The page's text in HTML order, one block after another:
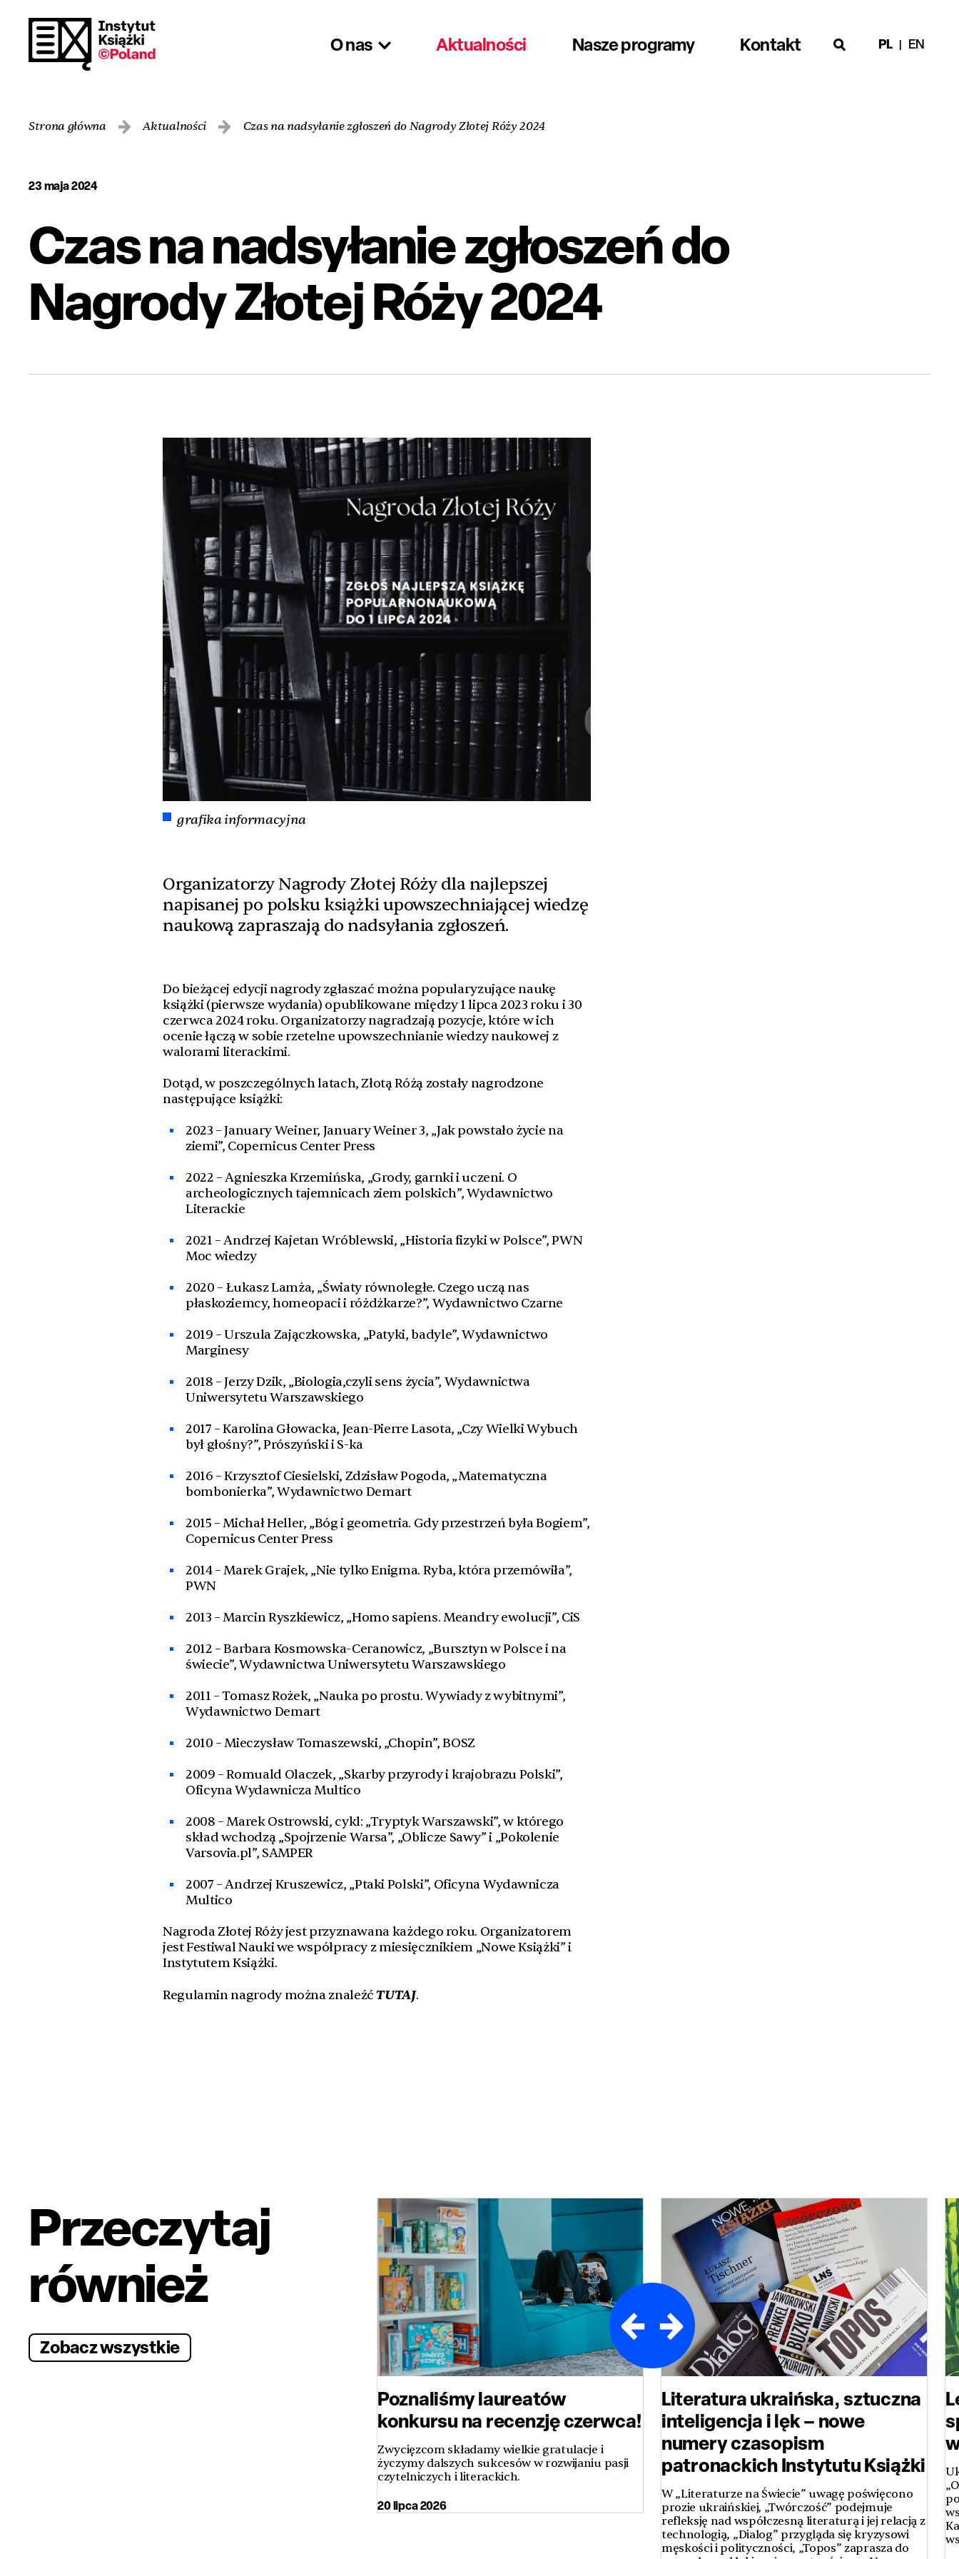
O nas Aktualności Nasze programy Kontakt PL EN
Strona główna Aktualności Czas na nadsyłanie zgłoszeń do Nagrody Złotej Róży 2024
23 maja 2024
Czas na nadsyłanie zgłoszeń do
Nagrody Złotej Róży 2024
grafika informacyjna
Organizatorzy Nagrody Złotej Róży dla najlepszej
napisanej po polsku książki upowszechniającej wiedzę
naukową zapraszają do nadsyłania zgłoszeń.
Do bieżącej edycji nagrody zgłaszać można popularyzujące naukę
książki (pierwsze wydania) opublikowane między 1 lipca 2023 roku i 30
czerwca 2024 roku. Organizatorzy nagradzają pozycje, które w ich
ocenie łączą w sobie rzetelne upowszechnianie wiedzy naukowej z
walorami literackimi.
Dotąd, w poszczególnych latach, Złotą Różą zostały nagrodzone
następujące książki:
2023 – January Weiner, January Weiner 3, „Jak powstało życie na
ziemi”, Copernicus Center Press
2022 – Agnieszka Krzemińska, „Grody, garnki i uczeni. O
archeologicznych tajemnicach ziem polskich”, Wydawnictwo
Literackie
2021 – Andrzej Kajetan Wróblewski, „Historia fizyki w Polsce”, PWN
Moc wiedzy
2020 – Łukasz Lamża, „Światy równoległe. Czego uczą nas
płaskoziemcy, homeopaci i różdżkarze?”, Wydawnictwo Czarne
2019 – Urszula Zajączkowska, „Patyki, badyle”, Wydawnictwo
Marginesy
2018 – Jerzy Dzik, „Biologia,czyli sens życia”, Wydawnictwa
Uniwersytetu Warszawskiego
2017 – Karolina Głowacka, Jean-Pierre Lasota, „Czy Wielki Wybuch
był głośny?”, Prószyński i S-ka
2016 – Krzysztof Ciesielski, Zdzisław Pogoda, „Matematyczna
bombonierka”, Wydawnictwo Demart
2015 – Michał Heller, „Bóg i geometria. Gdy przestrzeń była Bogiem”,
Copernicus Center Press
2014 – Marek Grajek, „Nie tylko Enigma. Ryba, która przemówiła”,
PWN
2013 – Marcin Ryszkiewicz, „Homo sapiens. Meandry ewolucji”, CiS
2012 – Barbara Kosmowska-Ceranowicz, „Bursztyn w Polsce i na
świecie”, Wydawnictwa Uniwersytetu Warszawskiego
2011 – Tomasz Rożek, „Nauka po prostu. Wywiady z wybitnymi”,
Wydawnictwo Demart
2010 – Mieczysław Tomaszewski, „Chopin”, BOSZ
2009 – Romuald Olaczek, „Skarby przyrody i krajobrazu Polski”,
Oficyna Wydawnicza Multico
2008 – Marek Ostrowski, cykl: „Tryptyk Warszawski”, w którego
skład wchodzą „Spojrzenie Warsa”, „Oblicze Sawy” i „Pokolenie
Varsovia.pl”, SAMPER
2007 – Andrzej Kruszewicz, „Ptaki Polski”, Oficyna Wydawnicza
Multico
Nagroda Złotej Róży jest przyznawana każdego roku. Organizatorem
jest Festiwal Nauki we współpracy z miesięcznikiem „Nowe Książki” i
Instytutem Książki.
Regulamin nagrody można znaleźćTUTAJ.
Przeczytaj
również
Zobacz wszystkie
Poznaliśmy laureatów
konkursu na recenzję czerwca!
Zwycięzcom składamy wielkie gratulacje i
życzymy dalszych sukcesów w rozwijaniu pasji
czytelniczych i literackich.
20 lipca 2026
Literatura ukraińska, sztuczna
inteligencja i lęk – nowe
numery czasopism
patronackich Instytutu Książki
W „Literaturze na Świecie” uwagę poświęcono
prozie ukraińskiej, „Twórczość” podejmuje
refleksję nad współczesną literaturą i jej relacją z
technologią, „Dialog” przygląda się kryzysowi
męskości i polityczności, „Topos” zaprasza do